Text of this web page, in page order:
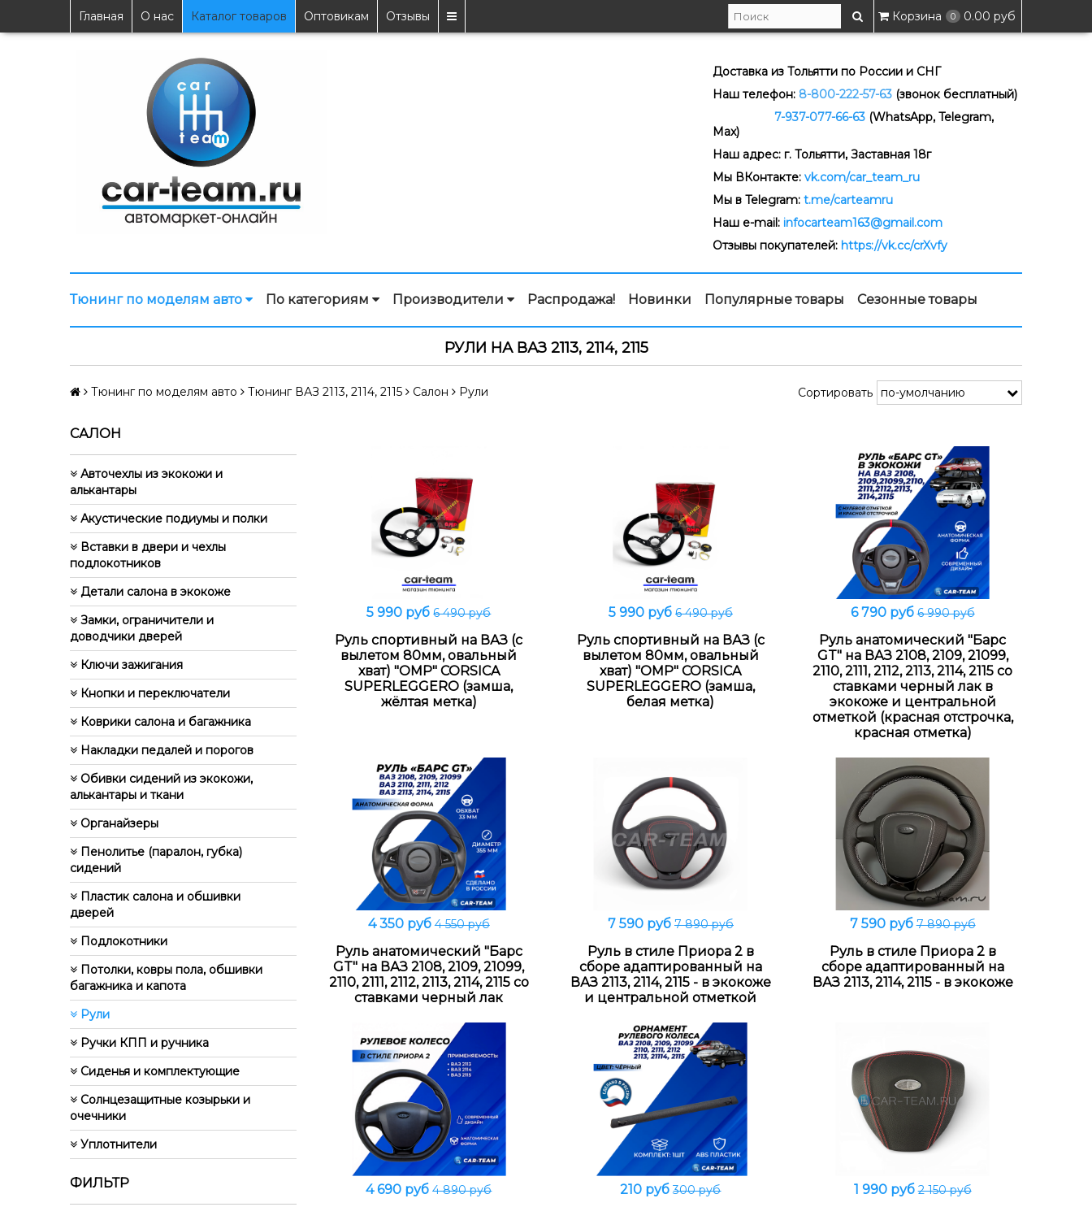
Главная О нас Каталог товаров Оптовикам Отзывы Корзина 0 0.00 руб
Доставка из Тольятти по России и СНГ
Наш телефон: 8-800-222-57-63 (звонок бесплатный)
7-937-077-66-63 (WhatsApp, Telegram,
Max)
Наш адрес: г. Тольятти, Заставная 18г
Мы ВКонтакте: vk.com/car_team_ru
Мы в Telegram: t.me/carteamru
Наш e-mail: infocarteam163@gmail.com
Отзывы покупателей: https://vk.cc/crXvfy
Тюнинг по моделям авто По категориям Производители Распродажа! Новинки Популярные товары Сезонные товары
РУЛИ НА ВАЗ 2113, 2114, 2115
Тюнинг по моделям авто Тюнинг ВАЗ 2113, 2114, 2115 Салон Рули Сортировать
САЛОН
Авточехлы из экокожи и
алькантары
Акустические подиумы и полки
Вставки в двери и чехлы
подлокотников
Детали салона в экокоже
Замки, ограничители и
доводчики дверей
Ключи зажигания
Кнопки и переключатели
Коврики салона и багажника
Накладки педалей и порогов
Обивки сидений из экокожи,
алькантары и ткани
Органайзеры
Пенолитье (паралон, губка)
сидений
Пластик салона и обшивки
дверей
Подлокотники
Потолки, ковры пола, обшивки
багажника и капота
Рули
Ручки КПП и ручника
Сиденья и комплектующие
Солнцезащитные козырьки и
очечники
Уплотнители
ФИЛЬТР
В корзину
5 990 руб6 490 руб
Руль спортивный на ВАЗ (с
вылетом 80мм, овальный
хват) "OMP" CORSICA
SUPERLEGGERO (замша,
жёлтая метка)
В корзину
5 990 руб 6 490 руб
Руль спортивный на ВАЗ (с
вылетом 80мм, овальный
хват) "OMP" CORSICA
SUPERLEGGERO (замша,
белая метка)
В корзину
6 790 руб6 990 руб
Руль анатомический "Барс
GT" на ВАЗ 2108, 2109, 21099,
2110, 2111, 2112, 2113, 2114, 2115 со
ставками черный лак в
экокоже и центральной
отметкой (красная отстрочка,
красная отметка)
В корзину
4 350 руб4 550 руб
Руль анатомический "Барс
GT" на ВАЗ 2108, 2109, 21099,
2110, 2111, 2112, 2113, 2114, 2115 со
ставками черный лак
Подробнее
7 590 руб 7 890 руб
Руль в стиле Приора 2 в
сборе адаптированный на
ВАЗ 2113, 2114, 2115 - в экокоже
и центральной отметкой
Подробнее
7 590 руб7 890 руб
Руль в стиле Приора 2 в
сборе адаптированный на
ВАЗ 2113, 2114, 2115 - в экокоже
В корзину
4 690 руб4 890 руб В корзину
210 руб300 руб Подробнее
1 990 руб2 150 руб